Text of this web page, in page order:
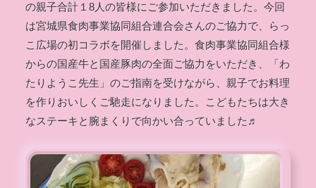
の親子合計１8人の皆様にご参加いただきました。今回
は宮城県食肉事業協同組合連合会さんのご協力で、らっ
こ広場の初コラボを開催しました。食肉事業協同組合様
からの国産牛と国産豚肉の全面ご協力をいただき、「わ
たりようこ先生」のご指南を受けながら、親子でお料理
を作りおいしくご馳走になりました。こどもたちは大き
なステーキと腕まくりで向かい合っていました♬